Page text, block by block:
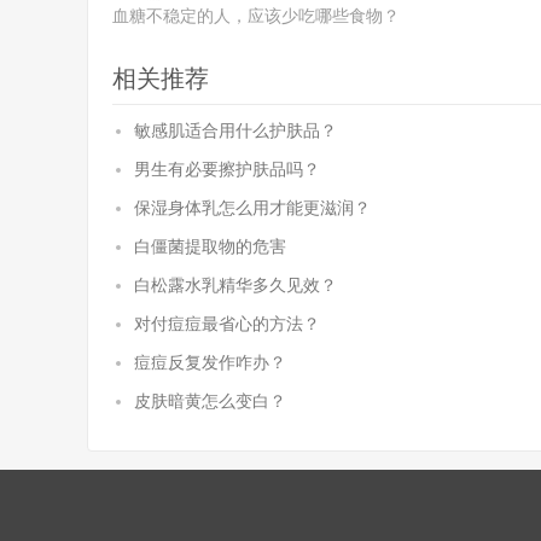
血糖不稳定的人，应该少吃哪些食物？
相关推荐
敏感肌适合用什么护肤品？
男生有必要擦护肤品吗？
保湿身体乳怎么用才能更滋润？
白僵菌提取物的危害
白松露水乳精华多久见效？
对付痘痘最省心的方法？
痘痘反复发作咋办？
皮肤暗黄怎么变白？